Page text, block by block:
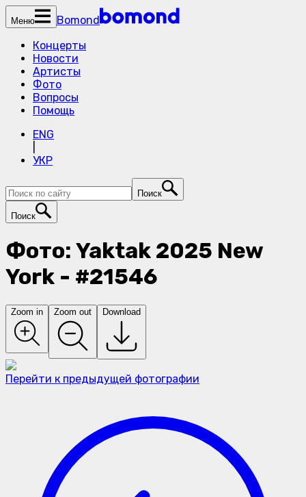
Меню
Bomond
Концерты
Новости
Артисты
Фото
Вопросы
Помощь
ENG
УКР
Поиск
Поиск
Фото: Yaktak 2025 New
York - #21546
Zoom in Zoom out Download
Перейти к предыдущей фотографии